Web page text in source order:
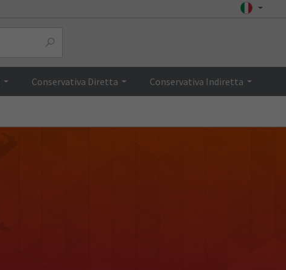
Conservativa Diretta Conservativa Indiretta